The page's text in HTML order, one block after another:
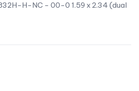
H-NC - 00-0 1.59 x 2.34 (dual